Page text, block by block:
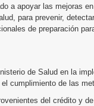
a apoyar las mejoras
para prevenir,
de preparación
de Salud en la
cumplimiento de las
del crédito y